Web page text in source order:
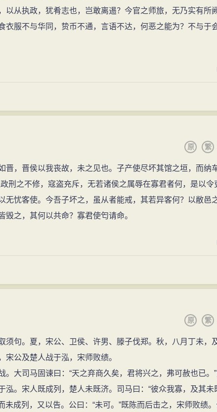
以从执政，犹肴志也，岂敢离逷？今官之师旅，无乃实有所
衣服不与华同，贽币不通，言语不达，何恶之能为？不与于
繁
原
，晋侯以我丧故，未之见也。子产使尽坏其馆之垣，而纳车
之不修，寇盗充斥，无若诸侯之属辱在寡君者何，是以令
无忧客使。今吾子坏之，虽从者能戒，其若异客何？以敝邑
毁之，其何以共命？寡君使匄请命。
繁
原
句。夏，宋公、卫侯、许男、滕子伐郑。秋，八月丁未，
公及楚人战于泓，宋师败绩。
大司马固谏曰：“天之弃商久矣，君将兴之，弗可赦也已。
泓。宋人既成列，楚人未既济。司马曰：“彼众我寡，及其未
未成列，又以告。公曰：“未可。”既陈而后击之，宋师败绩。